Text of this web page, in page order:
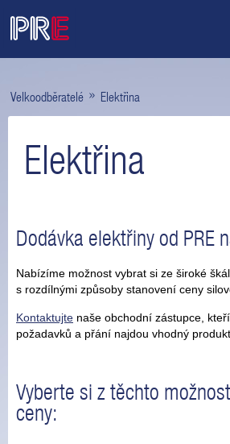
Velkoodběratelé » Elektřina
Elektřina
Dodávka elektřiny od PRE
Nabízíme možnost vybrat si ze široké
s rozdílnými způsoby stanovení ceny
Kontaktujte naše obchodní zástupce,
požadavků a přání najdou vhodný produkt.
Vyberte si z těchto
ceny: